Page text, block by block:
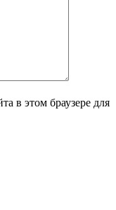
в этом браузере для